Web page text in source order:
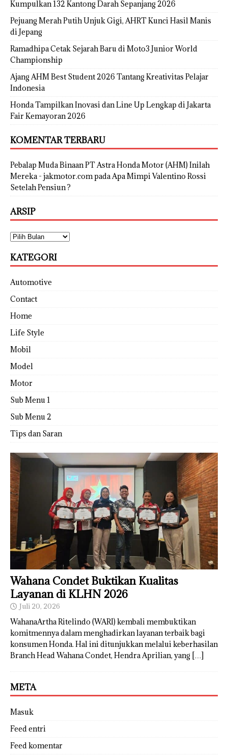
Kumpulkan 132 Kantong Darah Sepanjang 2026
Pejuang Merah Putih Unjuk Gigi, AHRT Kunci Hasil Manis
di Jepang
Ramadhipa Cetak Sejarah Baru di Moto3 Junior World
Championship
Ajang AHM Best Student 2026 Tantang Kreativitas Pelajar
Indonesia
Honda Tampilkan Inovasi dan Line Up Lengkap di Jakarta
Fair Kemayoran 2026
KOMENTAR TERBARU
Pebalap Muda Binaan PT Astra Honda Motor (AHM) Inilah
Mereka - jakmotor.compada Apa Mimpi Valentino Rossi
Setelah Pensiun ?
ARSIP
KATEGORI
Automotive
Contact
Home
Life Style
Mobil
Model
Motor
Sub Menu 1
Sub Menu 2
Tips dan Saran
Wahana Condet Buktikan Kualitas
Layanan di KLHN 2026
Juli 20, 2026
WahanaArtha Ritelindo (WARI) kembali membuktikan
komitmennya dalam menghadirkan layanan terbaik bagi
konsumen Honda. Hal ini ditunjukkan melalui keberhasilan
Branch Head Wahana Condet, Hendra Aprilian, yang […]
META
Masuk
Feed entri
Feed komentar